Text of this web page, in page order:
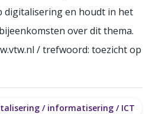
digitalisering en houdt in het
over dit thema.
/ trefwoord: toezicht op
/ informatisering / ICT